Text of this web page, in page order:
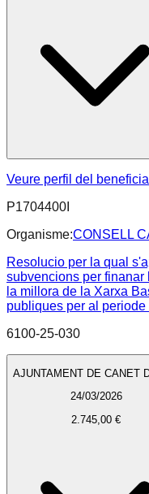
Veure perfil del
P1704400I
Organisme:CONSELL
Resolucio per la qual
subvencions per finanar
la millora de la Xarxa
publiques per al
6100-25-030
AJUNTAMENT DE CANET
24/03/2026
2.745,00 €